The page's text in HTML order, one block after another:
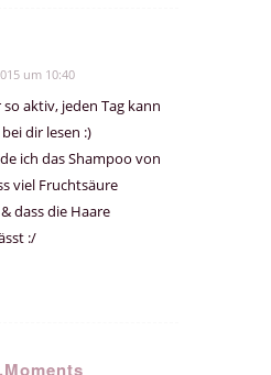
um 10:40
aktiv, jeden Tag kann
dir lesen :)
ich das Shampoo von
viel Fruchtsäure
dass die Haare
:/